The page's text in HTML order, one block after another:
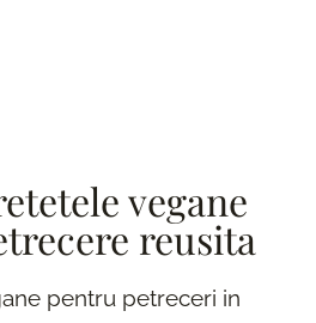
vegane
reusita
pentru petreceri in